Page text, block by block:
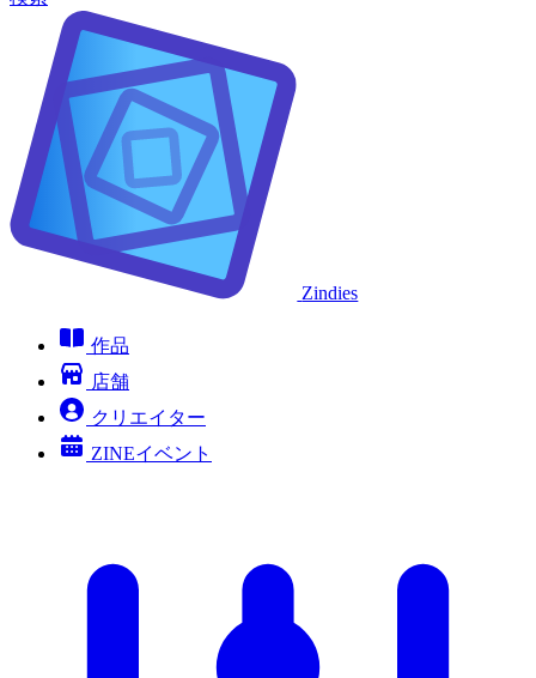
Zindies
作品
店舗
クリエイター
ZINEイベント